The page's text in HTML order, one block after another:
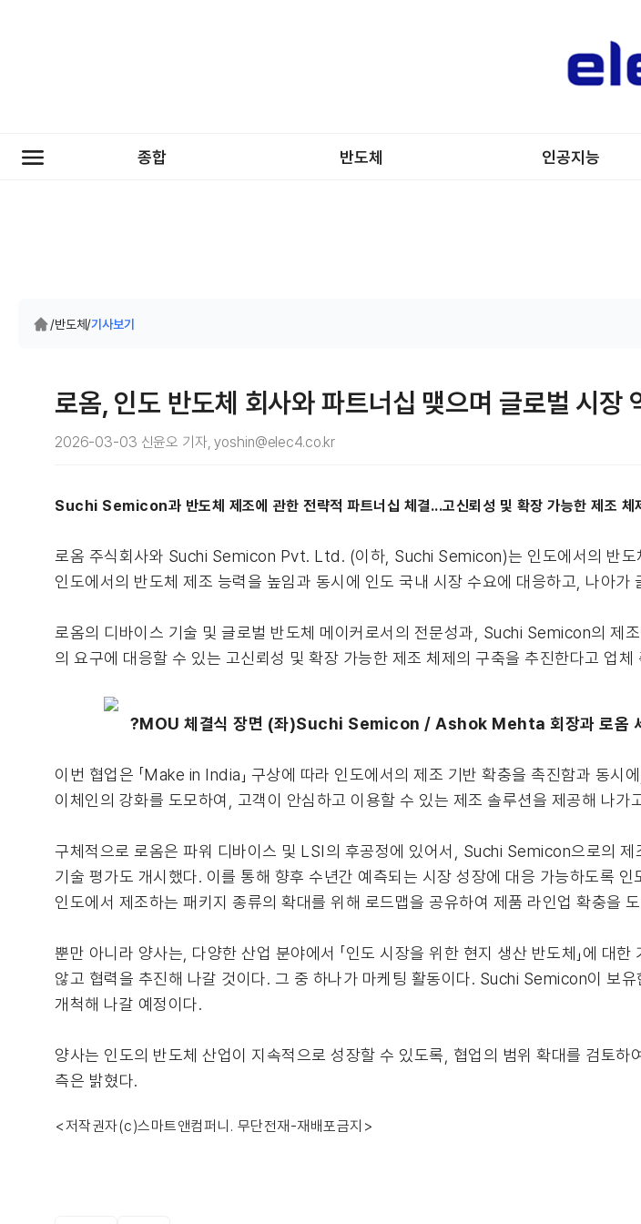
종합 반도체 인공지능
/반도체/기사보기
로옴, 인도 반도체 회사와 파트너십 맺으며 글로벌 시장
2026-03-03 신윤오 기자, yoshin@elec4.co.kr
Suchi Semicon과 반도체 제조에 관한 전략적 파트너십 체결...고신뢰성 및 확장 가능한 제조 체
로옴 주식회사와 Suchi Semicon Pvt. Ltd. (이하, Suchi Semicon)는 인도에서의 반도
인도에서의 반도체 제조 능력을 높임과 동시에 인도 국내 시장 수요에 대응하고, 나아
로옴의 디바이스 기술 및 글로벌 반도체 메이커로서의 전문성과, Suchi Semicon의 제
의 요구에 대응할 수 있는 고신뢰성 및 확장 가능한 제조 체제의 구축을 추진한다고 업체
?MOU 체결식 장면 (좌)Suchi Semicon / Ashok Mehta 회장과 로옴
이번 협업은 「Make in India」 구상에 따라 인도에서의 제조 기반 확충을 촉진함과 동
이체인의 강화를 도모하여, 고객이 안심하고 이용할 수 있는 제조 솔루션을 제공해 나가
구체적으로 로옴은 파워 디바이스 및 LSI의 후공정에 있어서, Suchi Semicon으로의
기술 평가도 개시했다. 이를 통해 향후 수년간 예측되는 시장 성장에 대응 가능하도록
인도에서 제조하는 패키지 종류의 확대를 위해 로드맵을 공유하여 제품 라인업 확충을
뿐만 아니라 양사는, 다양한 산업 분야에서 「인도 시장을 위한 현지 생산 반도체」에 대
않고 협력을 추진해 나갈 것이다. 그 중 하나가 마케팅 활동이다. Suchi Semicon이 보
개척해 나갈 예정이다.
양사는 인도의 반도체 산업이 지속적으로 성장할 수 있도록, 협업의 범위 확대를 검토하
측은 밝혔다.
<저작권자(c)스마트앤컴퍼니. 무단전재-재배포금지>